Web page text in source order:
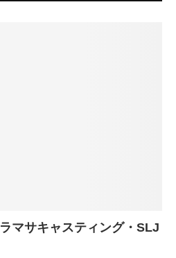
マサキャスティング・SLJ